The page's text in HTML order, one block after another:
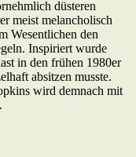
düsteren
meist melancholisch
Wesentlichen den
Inspiriert wurde
in den frühen 1980er
absitzen musste.
wird demnach mit